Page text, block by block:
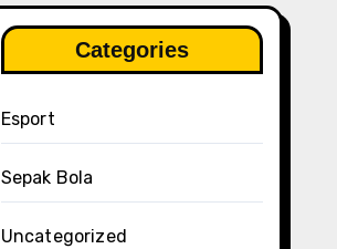
Categories
Esport
Sepak Bola
Uncategorized